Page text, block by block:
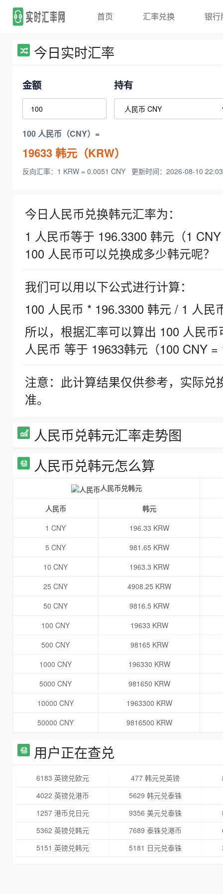
首页 汇率兑换 银行
今日实时汇率
金额 持有
100 人民币（CNY）=
19633韩元（KRW）
反向汇率：1 KRW = 0.0051 CNY 更新时间：2026-08-10
今日人民币兑换韩元汇率为：
1 人民币等于 196.3300 韩元（1
100 人民币可以兑换成多少韩元呢？
我们可以用以下公式进行计算：
100 人民币 * 196.3300 韩元 / 1 人民
所以，根据汇率可以算出 100 人民
人民币 等于 19633韩元（100 CNY =
注意：此计算结果仅供参考，实际
准。
人民币兑韩元汇率走势图
人民币兑韩元怎么算
人民币兑韩元
人民币
韩元
1 CNY
196.33 KRW
5 CNY
981.65 KRW
10 CNY
1963.3 KRW
25 CNY
4908.25 KRW
50 CNY
9816.5 KRW
100 CNY
19633 KRW
500 CNY
98165 KRW
1000 CNY
196330 KRW
5000 CNY
981650 KRW
10000 CNY
1963300 KRW
50000 CNY
9816500 KRW
用户正在查兑
6183 英镑兑欧元 477 韩元兑英镑
4022 英镑兑港币
5629 韩元兑泰铢
1257 港币兑日元
9356 美元兑泰铢
5362 英镑兑韩元
7689 泰铢兑港币
5151 英镑兑韩元
5181 日元兑泰铢